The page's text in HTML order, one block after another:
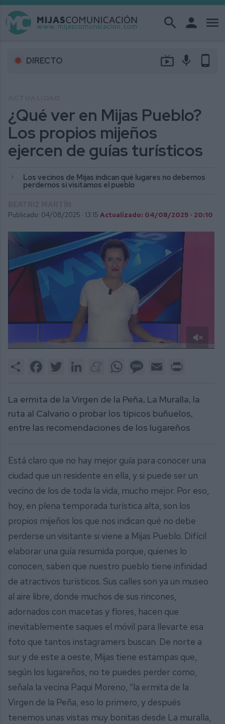
search person menu
DIRECTO live_tv mic phone_android
¿Qué ver en Mijas Pueblo?
Los propios mijeños
ejercen de guías turísticos
Los vecinos de Mijas indican qué lugares no debemos
perdernos si visitamos el pueblo
Publicado: 04/08/2025 · 13:15 Actualizado: 04/08/2025 · 20:10
2
Share FacebookTwitter LinkedInMeneameWhatsAppMessage
Email
La ermita de la Virgen de la Peña, La Muralla, la
ruta al Calvario o probar los típicos buñuelos,
entre las recomendaciones de los lugareños
Está claro que no hay mejor guía para conocer una
ciudad que un residente en ella, y si puede ser un
vecino de los de toda la vida, mucho mejor. Por eso,
hoy, en plena temporada turística alta, son los
propios mijeños los que nos indican qué no debe
perderse un visitante si viene a Mijas Pueblo. Difícil
elaborar una guía resumida porque, quienes lo
conocen, saben que nuestro pueblo tiene infinidad
de atractivos turísticos. Sus calles son ya un museo
al aire libre, donde muchos de sus rincones,
adornados con macetas y flores, hacen que
inevitablemente saques el móvil para llevarte esa
foto que tantos instagramers buscan. De norte a
sur y de este a oeste, Mijas tiene estampas que,
según los lugareños, no te puedes perder como,
señala la vecina Paqui Moreno, “la ermita de la
Virgen de la Peña, eso lo primero, y después
tenemos unas vistas muy bonitas desde La muralla,